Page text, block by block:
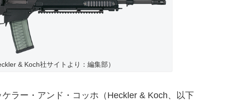
& Koch社サイトより：編集部）
ラー・アンド・コッホ（Heckler & Koch、以下